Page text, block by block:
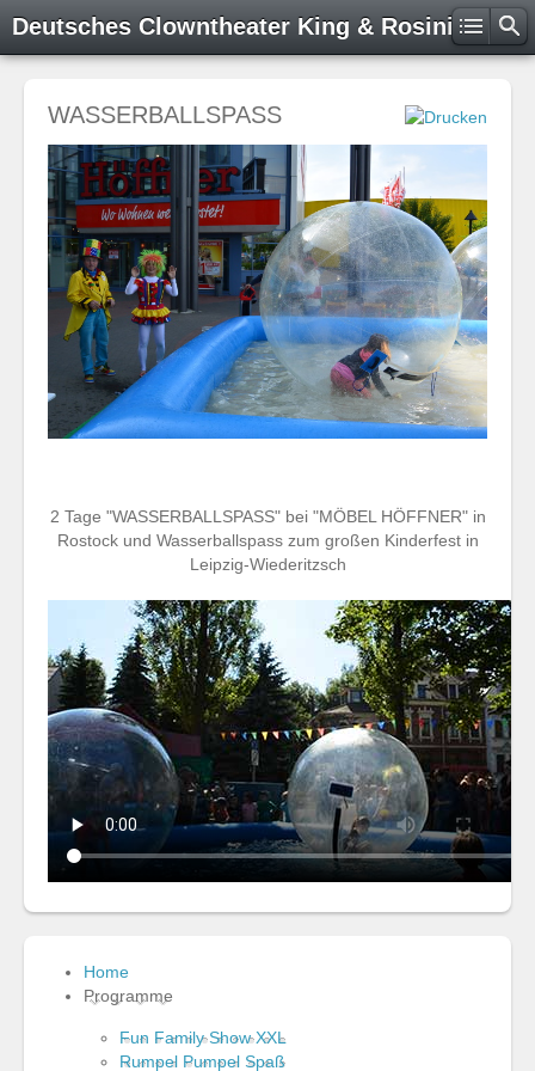
Deutsches Clowntheater King & Rosini
WASSERBALLSPASS
2 Tage "WASSERBALLSPASS" bei "MÖBEL HÖFFNER" in
Rostock und Wasserballspass zum großen Kinderfest in
Leipzig-Wiederitzsch
Home
Programme
Fun Family Show XXL
Rumpel Pumpel Spaß